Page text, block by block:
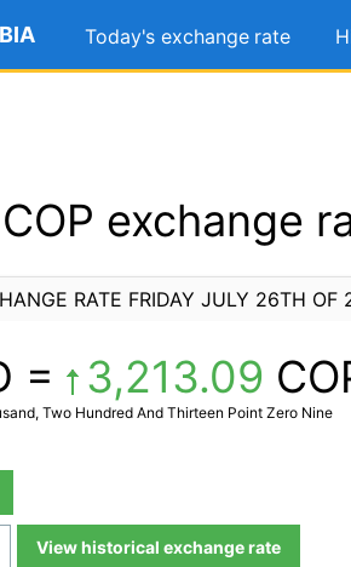
Today's exchange rate
COP exchange
RATE FRIDAY JULY 26TH OF
= 3,213.09
Two Hundred And Thirteen Point Zero Nine
View historical exchange rate